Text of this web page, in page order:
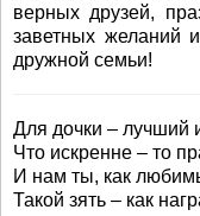
верных друзей,
заветных желаний
дружной семьи!
Для дочки – лучший
Что искренне – то
И нам ты, как
Такой зять – как